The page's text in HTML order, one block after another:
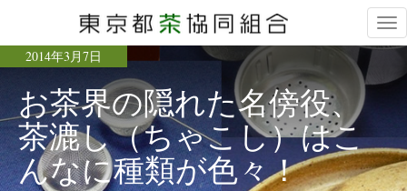
2014年3月7日
お茶界の隠れた名傍役、
茶漉し（ちゃこし）はこ
んなに種類が色々！